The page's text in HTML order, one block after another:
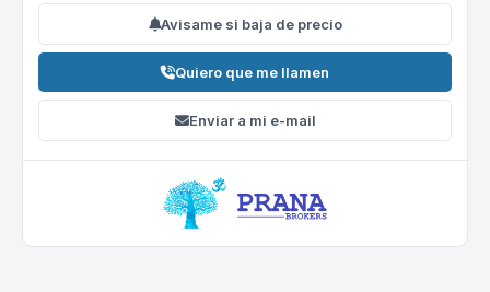
Avisame si baja de precio
Quiero que me llamen
Enviar a mi e-mail